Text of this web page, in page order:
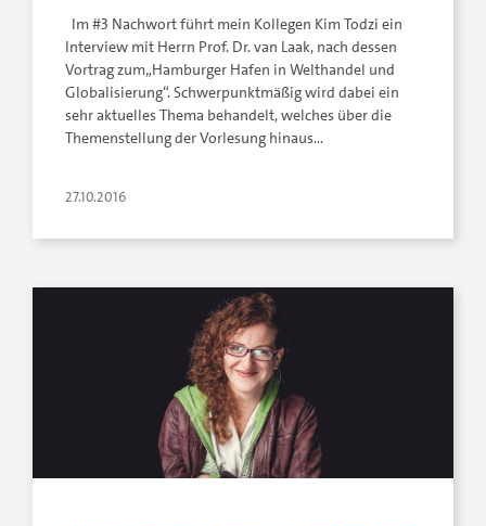
Im #3 Nachwort führt mein Kollegen Kim Todzi ein
Interview mit Herrn Prof. Dr. van Laak, nach dessen
Vortrag zum„Hamburger Hafen in Welthandel und
Globalisierung“. Schwerpunktmäßig wird dabei ein
sehr aktuelles Thema behandelt, welches über die
Themenstellung der Vorlesung hinaus…
27.10.2016